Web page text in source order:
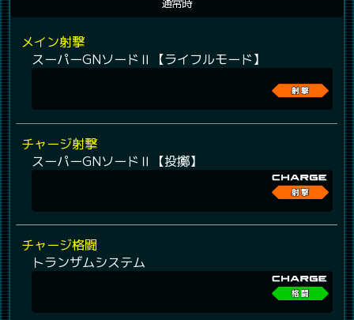
通常時
メイン射撃
スーパーGNソードⅡ【ライフルモード】
チャージ射撃
スーパーGNソードⅡ【投擲】
チャージ格闘
トランザムシステム